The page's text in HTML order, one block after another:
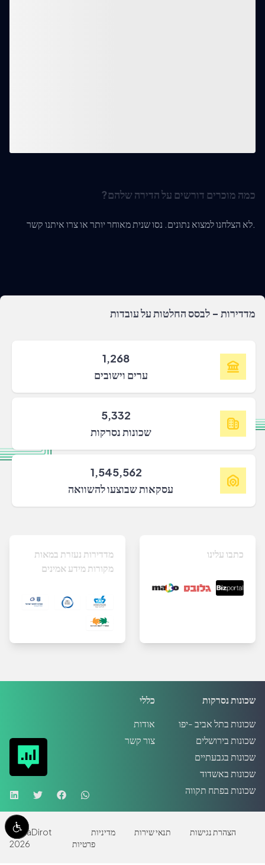
כמה מוכרים דורשים על הדירה שלהם?
לא הצלחנו למצוא נתונים. נסו שנית מאוחר יותר או צרו איתנו קשר.
מדדירות - לבסס החלטות על עובדות
1,268
ערים וישובים
5,332
שכונות נסרקות
1,545,562
עסקאות שבוצעו להשוואה
מדדירות נעזרת במאות
מקורות מידע אמינים
כתבו עלינו
כללי
אודות
צור קשר
שכונות נסרקות
שכונות בתל אביב -יפו
שכונות בירושלים
שכונות בגבעתיים
שכונות באשדוד
שכונות בפתח תקווה
MadaDirot
2026
הצהרת נגישות תנאי שירות
מדיניות
פרטיות